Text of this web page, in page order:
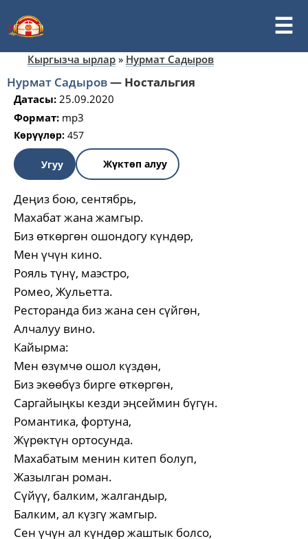
Кыргызча ырлар » Нурмат Садыров
Нурмат Садыров— Ностальгия
Датасы: 25.09.2020
Формат: mp3
Көрүүлөр: 457
Угуу Жүктөп алуу
Деңиз бою, сентябрь,
Махабат жана жамгыр.
Биз өткөргөн ошондогу күндөр,
Мен үчүн кино.
Рояль түнү, маэстро,
Ромео, Жульетта.
Ресторанда биз жана сен сүйгөн,
Алчалуу вино.
Кайырма:
Мен өзүмчө ошол күздөн,
Биз экөөбүз бирге өткөргөн,
Саргайыңкы кезди эңсеймин бүгүн.
Романтика, фортуна,
Жүрөктүн ортосунда.
Махабатым менин китеп болуп,
Жазылган роман.
Сүйүү, балким, жалгандыр,
Балким, ал күзгү жамгыр.
Сен үчүн ал күндөр жаштык болсо,